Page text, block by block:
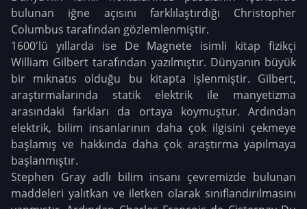
bulunan iğne açısını farklılaştırdığı Christopher
Columbus tarafından gözlemlenmiştir.
1600'lü yıllarda ise De Magnete isimli kitap fizikçi
William Gilbert tarafından yazılmıştır. Dünyanın büyük
bir mıknatıs olduğu bu kitapta işlenmiştir. Gilbert,
araştırmalarında statik elektrik ile manyetizma
arasındaki farkları da ortaya koymuştur. Ardından
elektrik, bilim insanlarının daha çok ilgisini çekmeye
başlamış ve hakkında daha çok araştırma yapılmaya
başlanmıştır.
Stephen Gray adlı bilim insanı çevremizde bulunan
maddeleri yalıtkan ve iletken olarak sınıflandırılmasını